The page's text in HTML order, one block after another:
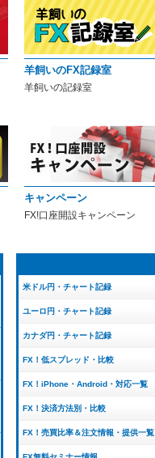
羊飼いのFX記録室
羊飼いの記録室
キャンペーン
FX!口座開設キャンペーン
米ドル円・チャート記録
ユーロ円・チャート記録
カナダ円・チャート記録
FX！低スプレッド・比較
FX！iPhone・Android・対応一覧
FX！決済方法別・比較
FX！売買比率＆注文情報・提供一覧